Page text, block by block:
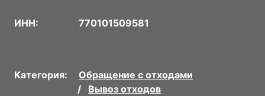
ИНН: 770101509581
Категория:
Обращение с отходами
Вывоз отходов